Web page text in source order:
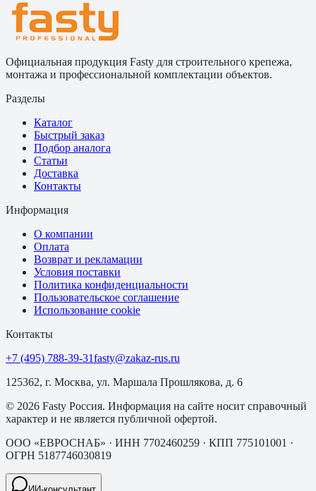
Официальная продукция Fasty для строительного крепежа,
монтажа и профессиональной комплектации объектов.
Разделы
Каталог
Быстрый заказ
Подбор аналога
Статьи
Доставка
Контакты
Информация
О компании
Оплата
Возврат и рекламации
Условия поставки
Политика конфиденциальности
Пользовательское соглашение
Использование cookie
Контакты
+7 (495) 788-39-31fasty@zakaz-rus.ru
125362, г. Москва, ул. Маршала Прошлякова, д. 6
© 2026 Fasty Россия. Информация на сайте носит справочный
характер и не является публичной офертой.
ООО «ЕВРОСНАБ» · ИНН 7702460259 · КПП 775101001 ·
ОГРН 5187746030819